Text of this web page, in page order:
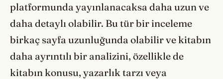
platformunda yayınlanacaksa daha uzun ve
daha detaylı olabilir. Bu tür bir inceleme
birkaç sayfa uzunluğunda olabilir ve kitabın
daha ayrıntılı bir analizini, özellikle de
kitabın konusu, yazarlık tarzı veya